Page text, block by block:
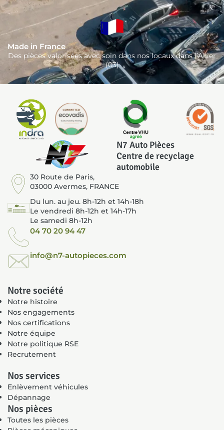
Made in France
Des pièces valorisées avec soin dans nos locaux dans l’Allier
(03)
N7 Auto Pièces
Centre de recyclage
automobile
30 Route de Paris,
03000 Avermes, FRANCE
Du lun. au jeu. 8h-12h et 14h-18h
Le vendredi 8h-12h et 14h-17h
Le samedi 8h-12h
04 70 20 94 47
info@n7-autopieces.com
Notre société
Notre histoire
Nos engagements
Nos certifications
Notre équipe
Notre politique RSE
Recrutement
Nos services
Enlèvement véhicules
Dépannage
Nos pièces
Toutes les pièces